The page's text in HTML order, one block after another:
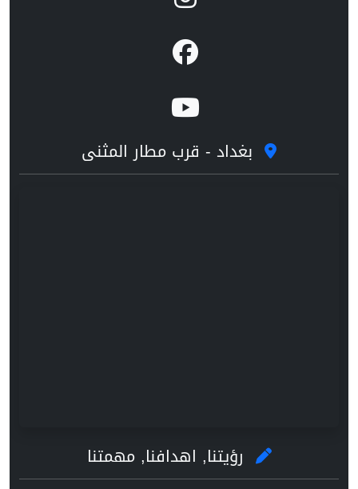
بغداد - قرب مطار المثنى
رؤيتنا, اهدافنا, مهمتنا